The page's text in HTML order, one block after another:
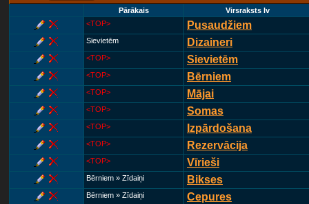
Pārākais
Virsraksts lv
<TOP>
Pusaudžiem
Sievietēm Dizaineri
<TOP> Sievietēm
<TOP> Bērniem
<TOP> Mājai
<TOP> Somas
<TOP> Izpārdošana
<TOP> Rezervācija
<TOP> Vīrieši
Bērniem » Zīdaiņi Bikses
Bērniem » Zīdaiņi Cepures